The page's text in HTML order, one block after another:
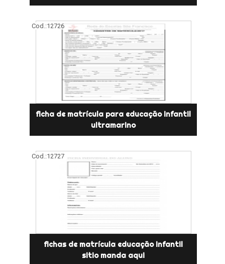
Cod.:12726
ficha de matrícula para educação infantil
ultramarino
Cod.:12727
fichas de matrícula educação infantil
sitio manda aqui